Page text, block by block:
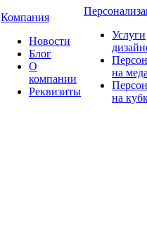
Компания
Новости
Блог
О
компании
Реквизиты
Услуги
на
на